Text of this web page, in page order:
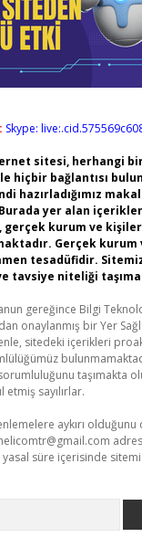
Skype:
sitesi, herhangi
hiçbir bağlantısı
hazırladığımız
yer alan
gerçek kurum ve
Gerçek
tesadüfidir.
tavsiye niteliği
gereğince Bilgi
onaylanmış bir Yer
sitedeki içerikleri
taşımakta
sayılırlar.
aykırı
süre içerisinde